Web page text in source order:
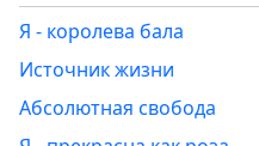
Я - королева бала
Источник жизни
Абсолютная свобода